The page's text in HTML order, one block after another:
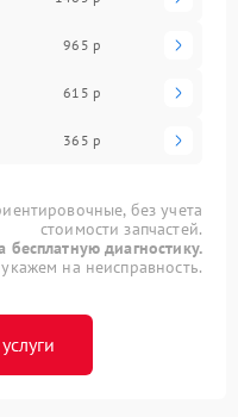
965 р
615 р
365 р
без учета
стоимости запчастей.
бесплатную диагностику.
на неисправность.